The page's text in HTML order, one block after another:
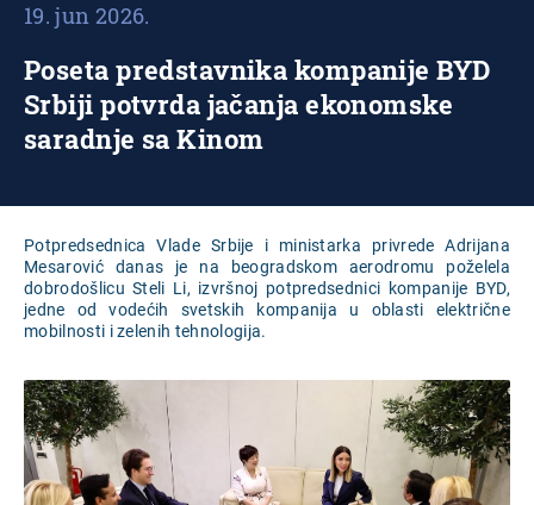
19. jun 2026.
Poseta predstavnika kompanije BYD
Srbiji potvrda jačanja ekonomske
saradnje sa Kinom
Potpredsednica Vlade Srbije i ministarka privrede Adrijana
Mesarović danas je na beogradskom aerodromu poželela
dobrodošlicu Steli Li, izvršnoj potpredsednici kompanije BYD,
jedne od vodećih svetskih kompanija u oblasti električne
mobilnosti i zelenih tehnologija.